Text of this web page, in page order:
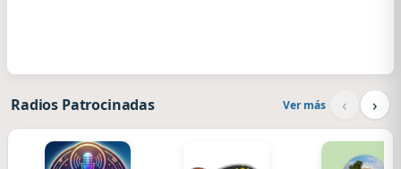
Radios Patrocinadas Ver más ‹ ›